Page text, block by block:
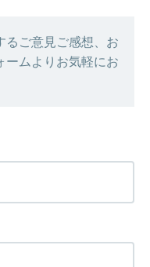
るご意見ご感想、お
ームよりお気軽にお